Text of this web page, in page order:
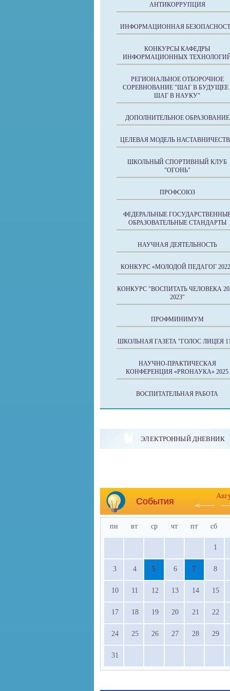
АНТИКОРРУПЦИЯ
ИНФОРМАЦИОННАЯ
КОНКУРСЫ КАФЕДРЫ
ИНФОРМАЦИОННЫХ
РЕГИОНАЛЬНОЕ ОТБОРОЧНОЕ
СОРЕВНОВАНИЕ "ШАГ В БУДУЩЕЕ
ШАГ В НАУКУ"
ДОПОЛНИТЕЛЬНОЕ ОБРАЗОВАНИЕ
ЦЕЛЕВАЯ МОДЕЛЬ
ШКОЛЬНЫЙ СПОРТИВНЫЙ КЛУБ
"ОГОНЬ"
ПРОФСОЮЗ
ФЕДЕРАЛЬНЫЕ
ОБРАЗОВАТЕЛЬНЫЕ СТАНДАРТЫ
НАУЧНАЯ ДЕЯТЕЛЬНОСТЬ
КОНКУРС «МОЛОДОЙ ПЕДАГОГ
КОНКУРС "ВОСПИТАТЬ ЧЕЛОВЕКА
2023"
ПРОФМИНИМУМ
ШКОЛЬНАЯ ГАЗЕТА "ГОЛОС ЛИЦЕЯ
НАУЧНО-ПРАКТИЧЕСКАЯ
КОНФЕРЕНЦИЯ «PROНАУКА» 2025
ВОСПИТАТЕЛЬНАЯ РАБОТА
ЭЛЕКТРОННЫЙ ДНЕВНИК
События
пн вт ср чт пт сб
1
3 4 5 6 7 8
10 11 12 13 14 15
17 18 19 20 21 22
24 25 26 27 28 29
31